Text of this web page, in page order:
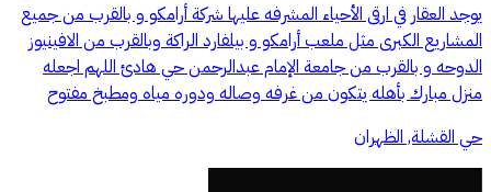
يوجد العقار في ارقى الأحياء المشرفه عليها شركة أرامكو و بالقرب من جميع
المشاريع الكبرى مثل ملعب أرامكو و بيلفارد الراكة وبالقرب من الافينيوز
الدوحه و بالقرب من جامعة الإمام عبدالرحمن حي هادئ اللهم اجعله
منزل مبارك بأهله يتكون من غرفه وصاله ودوره مياه ومطبخ مفتوح
حي القشلة, الظهران